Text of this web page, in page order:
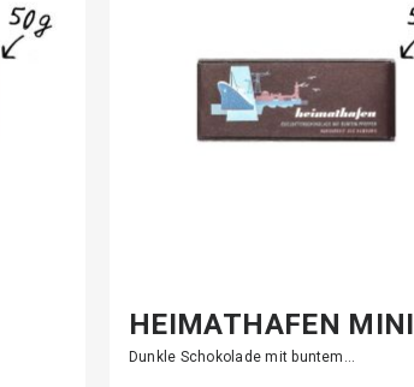
HEIMATHAFEN MINI
Dunkle Schokolade mit buntem…